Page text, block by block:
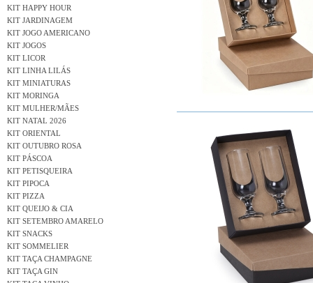
KIT HAPPY HOUR
KIT JARDINAGEM
KIT JOGO AMERICANO
KIT JOGOS
KIT LICOR
KIT LINHA LILÁS
KIT MINIATURAS
KIT MORINGA
KIT MULHER/MÃES
KIT NATAL 2026
KIT ORIENTAL
KIT OUTUBRO ROSA
KIT PÁSCOA
KIT PETISQUEIRA
KIT PIPOCA
KIT PIZZA
KIT QUEIJO & CIA
KIT SETEMBRO AMARELO
KIT SNACKS
KIT SOMMELIER
KIT TAÇA CHAMPAGNE
KIT TAÇA GIN